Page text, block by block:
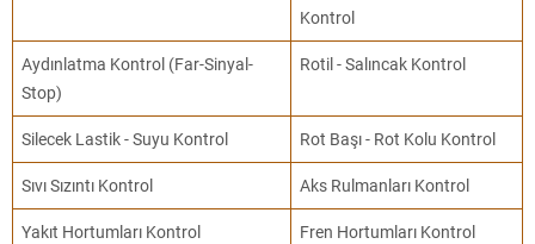
Kontrol
Aydınlatma Kontrol (Far-Sinyal-
Stop)
Rotil - Salıncak Kontrol
Silecek Lastik - Suyu Kontrol Rot Başı - Rot Kolu Kontrol
Sıvı Sızıntı Kontrol Aks Rulmanları Kontrol
Yakıt Hortumları Kontrol Fren Hortumları Kontrol